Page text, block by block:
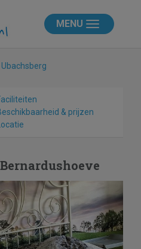
MENU
Ubachsberg
& prijzen
Locatie